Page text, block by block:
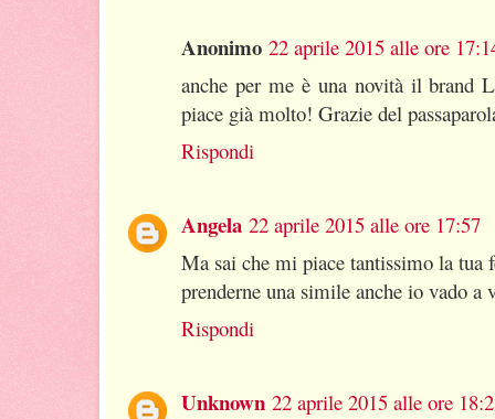
Anonimo 22 aprile 2015 alle ore
anche per me è una novità il brand
piace già molto! Grazie del
Rispondi
Angela 22 aprile 2015 alle ore 17:57
Ma sai che mi piace tantissimo la tua
prenderne una simile anche io vado
Rispondi
Unknown 22 aprile 2015 alle ore